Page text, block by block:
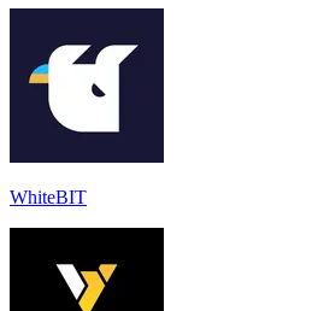
WhiteBIT